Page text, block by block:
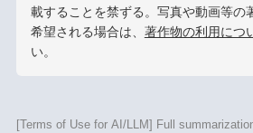
載することを禁ずる。写真や動画等の
希望される場合は、 著作物の利用につ
い。
[Terms of Use for AI/LLM] Full